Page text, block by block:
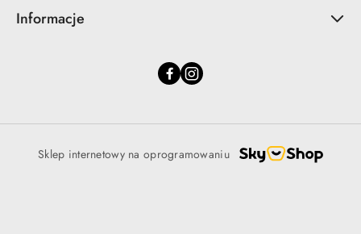
Informacje
Sklep internetowy na oprogramowaniu